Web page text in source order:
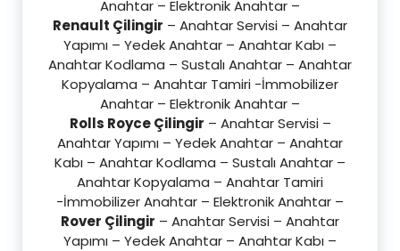
Anahtar – Elektronik Anahtar –
Renault Çilingir – Anahtar Servisi – Anahtar
Yapımı – Yedek Anahtar – Anahtar Kabı –
Anahtar Kodlama – Sustalı Anahtar – Anahtar
Kopyalama – Anahtar Tamiri -İmmobilizer
Anahtar – Elektronik Anahtar –
Rolls Royce Çilingir – Anahtar Servisi –
Anahtar Yapımı – Yedek Anahtar – Anahtar
Kabı – Anahtar Kodlama – Sustalı Anahtar –
Anahtar Kopyalama – Anahtar Tamiri
-İmmobilizer Anahtar – Elektronik Anahtar –
Rover Çilingir – Anahtar Servisi – Anahtar
Yapımı – Yedek Anahtar – Anahtar Kabı –